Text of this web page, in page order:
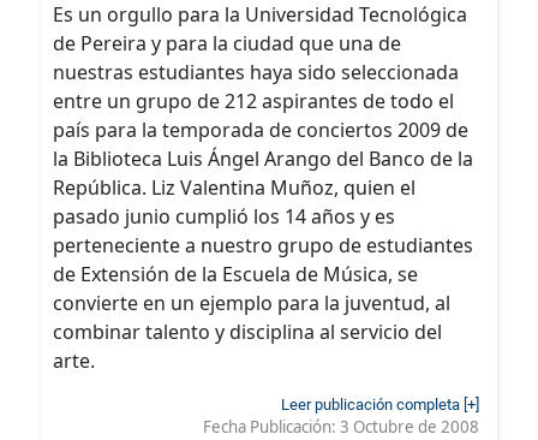
Es un orgullo para la Universidad Tecnológica
de Pereira y para la ciudad que una de
nuestras estudiantes haya sido seleccionada
entre un grupo de 212 aspirantes de todo el
país para la temporada de conciertos 2009 de
la Biblioteca Luis Ángel Arango del Banco de la
República. Liz Valentina Muñoz, quien el
pasado junio cumplió los 14 años y es
perteneciente a nuestro grupo de estudiantes
de Extensión de la Escuela de Música, se
convierte en un ejemplo para la juventud, al
combinar talento y disciplina al servicio del
arte.
Leer publicación completa [+]
Fecha Publicación: 3 Octubre de 2008